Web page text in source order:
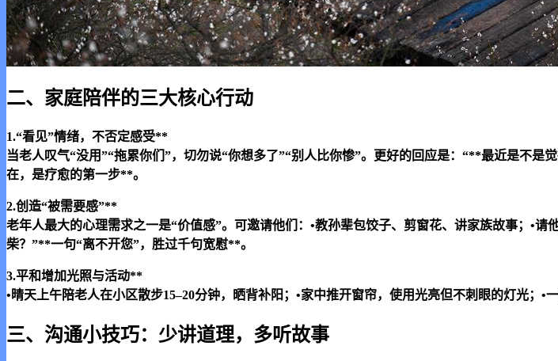
二、家庭陪伴的三大核心行动
1.“看见”情绪，不否定感受**
当老人叹气“没用”“拖累你们”，切勿说“你想多了”“别人比你惨”。更好的回应是：“**最近是不
在，是疗愈的第一步**。
2.创造“被需要感”**
老年人最大的心理需求之一是“价值感”。可邀请他们：•教孙辈包饺子、剪窗花、讲家族故事；•
柴？”**一句“离不开您”，胜过千句宽慰**。
3.平和增加光照与活动**
•晴天上午陪老人在小区散步15–20分钟，晒背补阳；•家中推开窗帘，使用光亮但不刺眼的灯光
三、沟通小技巧：少讲道理，多听故事